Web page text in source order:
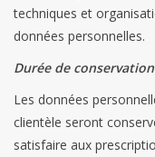
Marques
techniques et
données personnelles.
Durée de conservation
Les données
clientèle seront
satisfaire aux